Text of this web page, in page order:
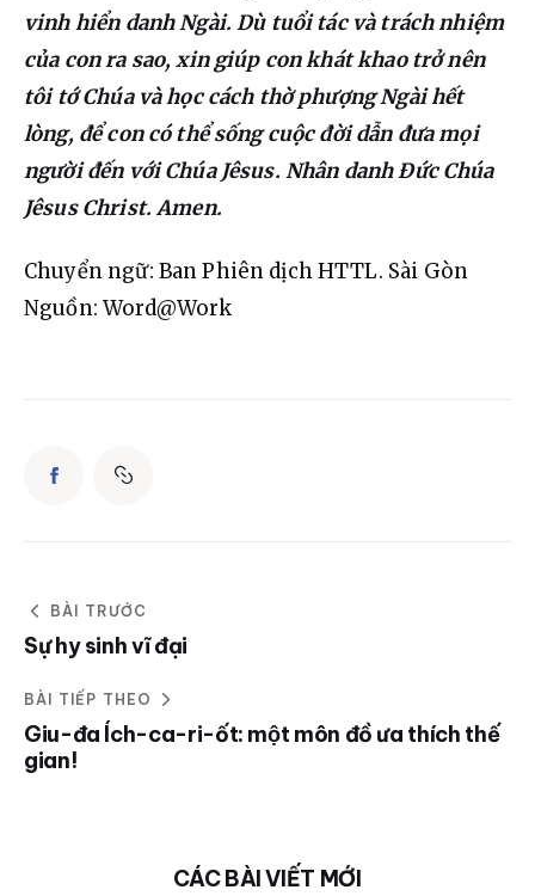
vinh hiển danh Ngài. Dù tuổi tác và trách nhiệm
của con ra sao, xin giúp con khát khao trở nên
tôi tớ Chúa và học cách thờ phượng Ngài hết
lòng, để con có thể sống cuộc đời dẫn đưa mọi
người đến với Chúa Jêsus. Nhân danh Đức Chúa
Jêsus Christ. Amen.
Chuyển ngữ: Ban Phiên dịch HTTL. Sài Gòn
Nguồn: Word@Work
BÀI TRƯỚC
Sự hy sinh vĩ đại
BÀI TIẾP THEO
Giu-đa Ích-ca-ri-ốt: một môn đồ ưa thích thế
gian!
CÁC BÀI VIẾT MỚI